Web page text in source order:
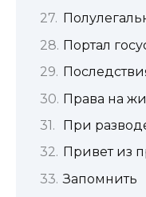
Портал
Права на
При
Привет из
Запомнить